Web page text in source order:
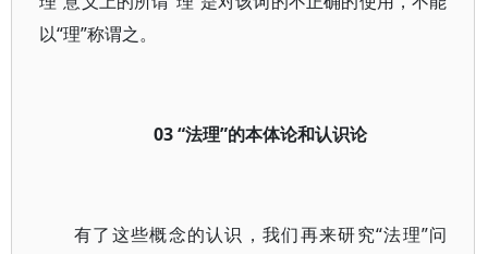
以“理”称谓之。
03 “法理”的本体论和认识论
有了这些概念的认识，我们再来研究“法理”问